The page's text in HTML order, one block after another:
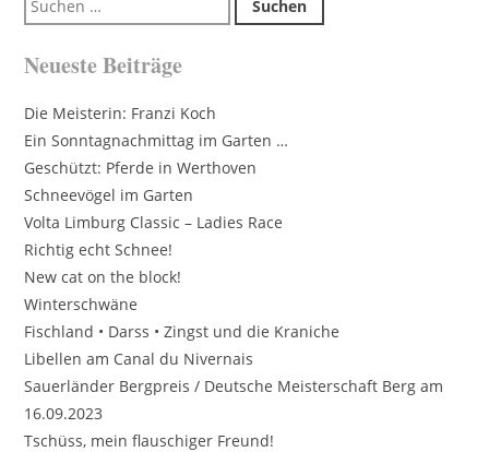
nach:
Neueste Beiträge
Die Meisterin: Franzi Koch
Ein Sonntagnachmittag im Garten …
Geschützt: Pferde in Werthoven
Schneevögel im Garten
Volta Limburg Classic – Ladies Race
Richtig echt Schnee!
New cat on the block!
Winterschwäne
Fischland • Darss • Zingst und die Kraniche
Libellen am Canal du Nivernais
Sauerländer Bergpreis / Deutsche Meisterschaft Berg am
16.09.2023
Tschüss, mein flauschiger Freund!